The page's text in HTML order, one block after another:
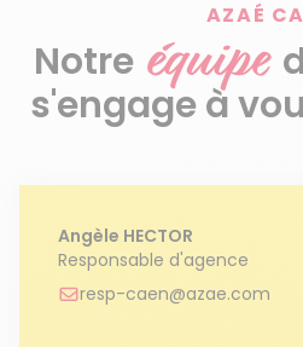
AZAÉ
Notre équipe
s'engage à
Angèle HECTOR
Responsable d'agence
resp-caen@azae.com